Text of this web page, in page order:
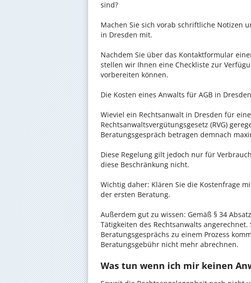
sind?
Machen Sie sich vorab schriftliche Notizen
in Dresden mit.
Nachdem Sie über das Kontaktformular
stellen wir Ihnen eine Checkliste zur
vorbereiten können.
Die Kosten eines Anwalts für AGB in
Wieviel ein Rechtsanwalt in Dresden für
Rechtsanwaltsvergütungsgesetz (RVG)
Beratungsgespräch betragen demnach
Diese Regelung gilt jedoch nur für
diese Beschränkung nicht.
Wichtig daher: Klären Sie die Kostenfrage
der ersten Beratung.
Außerdem gut zu wissen: Gemäß § 34
Tätigkeiten des Rechtsanwalts
Beratungsgesprächs zu einem Prozess
Beratungsgebühr nicht mehr abrechnen.
Was tun wenn ich mir keinen